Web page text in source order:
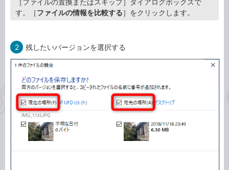
［ファイルの置換またはスキップ］ダイアログボックスで
す。［ファイルの情報を比較する］をクリックします。
2 残したいバージョンを選択する